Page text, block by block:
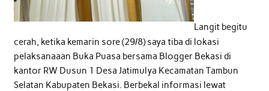
Langit begitu
cerah, ketika kemarin sore (29/8) saya tiba di lokasi
pelaksanaaan Buka Puasa bersama Blogger Bekasi di
kantor RW Dusun 1 Desa Jatimulya Kecamatan Tambun
Selatan Kabupaten Bekasi. Berbekal informasi lewat